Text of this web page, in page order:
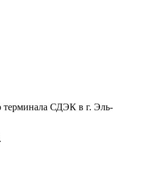
терминала СДЭК в г. Эль-